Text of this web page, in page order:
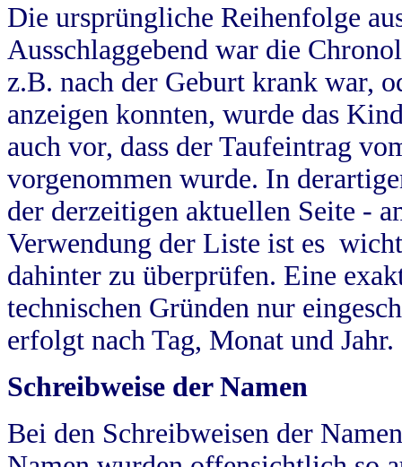
Die ursprüngliche Reihenfolge
Ausschlaggebend war die
z.B. nach der Geburt krank war,
anzeigen konnten, wurde das
auch vor, dass der Taufeintrag
vorgenommen wurde. In
der derzeitigen aktuellen Seite -
Verwendung der Liste ist es
dahinter zu überprüfen. Eine
technischen Gründen nur
erfolgt nach Tag, Monat und Jahr.
Schreibweise der Namen
Bei den Schreibweisen der